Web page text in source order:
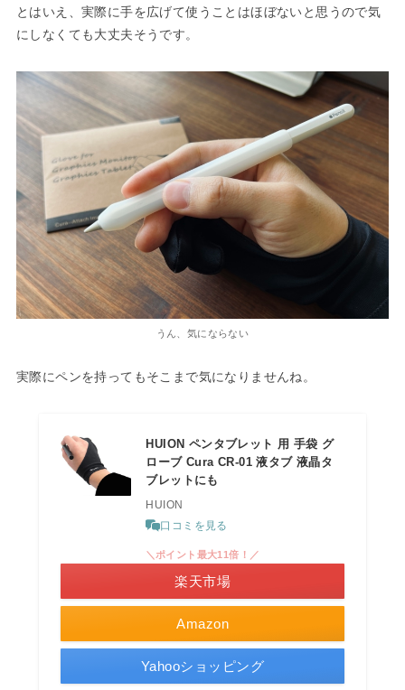
とはいえ、実際に手を広げて使うことはほぼないと思うので気
にしなくても大丈夫そうです。
うん、気にならない
実際にペンを持ってもそこまで気になりませんね。
HUION ペンタブレット 用 手袋 グ
ローブ Cura CR-01 液タブ 液晶タ
ブレットにも
HUION
口コミを見る
Amazon
＼ポイント最大11倍！／
楽天市場
Yahooショッピング